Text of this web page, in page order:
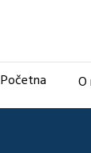
Početna O